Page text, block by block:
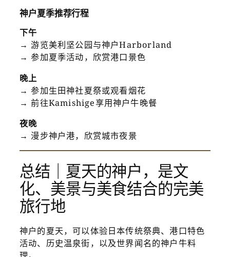
神户夏季推荐行程
下午
→ 游览美利坚公园与神户Harborland
→ 参加夏季活动，欣赏港口景色
晚上
→ 参加生田神社夏祭或观看烟花
→ 前往Kamishige享用神户牛晚餐
夜晚
→ 漫步神户港，欣赏城市夜景
总结｜夏天的神户，是文
化、美景与美食结合的完美
旅行地
神户的夏天，可以体验日本传统祭典、港口特色
活动、历史温泉街，以及世界闻名的神户牛料